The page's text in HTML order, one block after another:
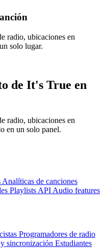
radio, ubicaciones en
solo lugar.
de It's True en
radio, ubicaciones en
en un solo panel.
Analíticas de canciones
Playlists API Audio features
Programadores de radio
sincronización Estudiantes